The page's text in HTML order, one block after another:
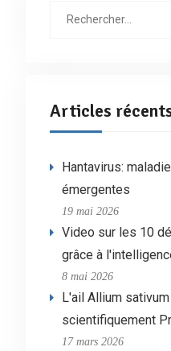
Articles
Hantavirus:
émergentes
19 mai 2026
Video sur les 10
grâce à
8 mai 2026
L'ail Allium
scientifiquement
17 mars 2026